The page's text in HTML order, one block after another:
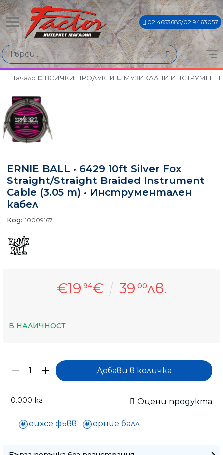
02 4653685/02 9463057
Начало ВСИЧКИ ПРОДУКТИ МУЗИКАЛНИ
ERNIE BALL • 6429 10ft Silver Fox
Straight/Straight Braided Instrument
Cable (3.05 m) • Инструментален
кабел
Код: 10009167
€19 94€ 39 00лв.
В НАЛИЧНОСТ
0.000 кг Оцени продукта
еихсе фьвв ерние балл